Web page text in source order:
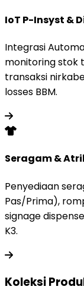
IoT P-Insyst &
Integrasi
monitoring stok
transaksi
losses BBM.
Seragam &
Penyediaan
Pas/Prima),
signage
K3.
Koleksi